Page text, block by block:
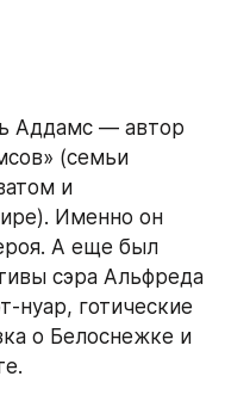
Аддамс — автор
(семьи
и
Именно он
А еще был
сэра Альфреда
нуар, готические
о Белоснежке и